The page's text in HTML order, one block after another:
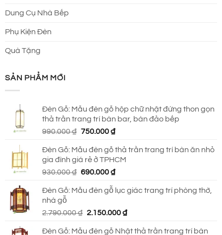
Dung Cụ Nhà Bếp
Phụ Kiện Đèn
Quà Tặng
SẢN PHẨM MỚI
Đèn Gỗ: Mẫu đèn gỗ hộp chữ nhật đứng thon gọn
thả trần trang trí bàn bar, bàn đảo bếp
990.000₫ Giá
là:
990.000 ₫.
750.000₫Giá
tại
là:
750.000 ₫.
Đèn Gỗ: Mẫu đèn gỗ thả trần trang trí bàn ăn nhỏ
gia đình giá rẻ ở TPHCM
930.000₫ Giá
là:
690.000₫Giá
tại
690.000 ₫.
Đèn Gỗ: Mẫu đèn gỗ lục giác trang trí phòng thờ,
nhà gỗ
2.790.000₫ Giá
là:
2.150.000₫Giá
tại
Đèn Gỗ: Mẫu đèn gỗ Nhật thả trần trang trí bàn